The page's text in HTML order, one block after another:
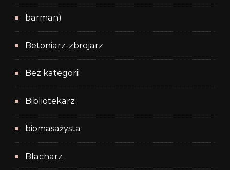
barman)
Betoniarz-zbrojarz
Bez kategorii
Bibliotekarz
biomasażysta
Blacharz